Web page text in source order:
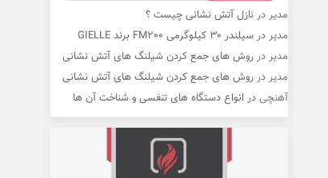
مدیر در نازل آتش نشانی چیست ؟
مدیر در سیلندر 30 کیلوگرمی FM200 برند GIELLE
مدیر در روش های جمع کردن شیلنگ های آتش نشانی
مدیر در روش های جمع کردن شیلنگ های آتش نشانی
آهنچیدر انواع دستگاه های تنفسی و شناخت آن ها